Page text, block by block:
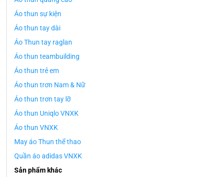
Áo thun sự kiện
Áo thun tay dài
Áo Thun tay raglan
Áo thun teambuilding
Áo thun trẻ em
Áo thun trơn Nam & Nữ
Áo thun trơn tay lỡ
Áo thun Uniqlo VNXK
Áo thun VNXK
May áo Thun thể thao
Quần áo adidas VNXK
Sản phẩm khác